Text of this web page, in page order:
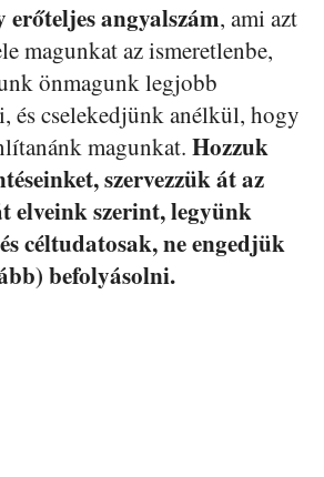
erőteljes angyalszám, ami azt
magunkat az ismeretlenbe,
önmagunk legjobb
és cselekedjünk anélkül, hogy
magunkat. Hozzuk
szervezzük át az
elveink szerint, legyünk
céltudatosak, ne engedjük
befolyásolni.